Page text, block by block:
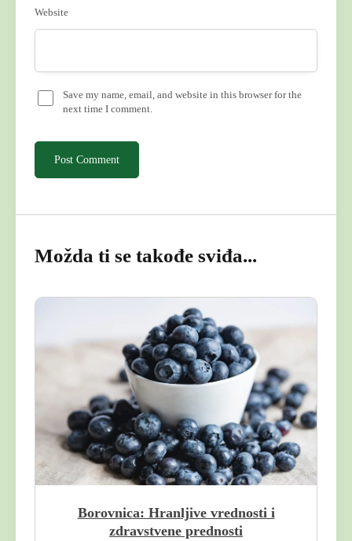
Website
Save my name, email, and website in this browser for the
next time I comment.
Možda ti se takođe sviđa...
Borovnica: Hranljive vrednosti i
zdravstvene prednosti